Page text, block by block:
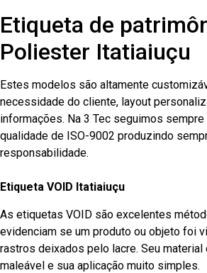
Etiqueta de
Poliester Itatiaiuçu
Estes modelos são altamente
necessidade do cliente, layout
informações. Na 3 Tec seguimos
qualidade de ISO-9002 produzindo
responsabilidade.
Etiqueta VOID Itatiaiuçu
As etiquetas VOID são excelentes
evidenciam se um produto ou objeto foi
rastros deixados pelo lacre. Seu material
maleável e sua aplicação muito simples.